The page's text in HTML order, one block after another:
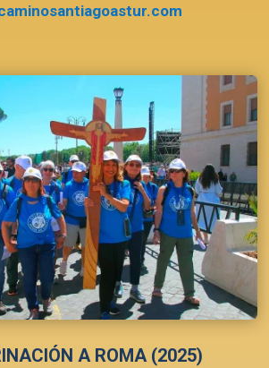
A ROMA (2025)